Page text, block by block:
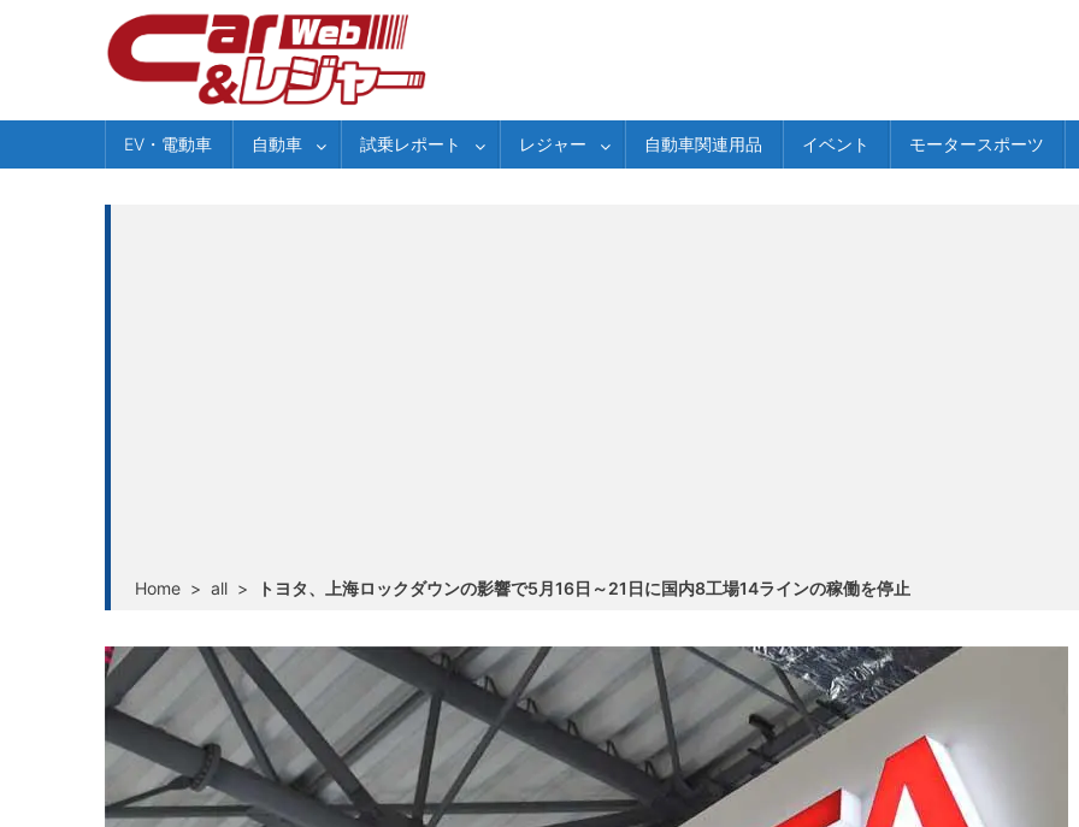
EV・電動車 自動車 試乗レポート レジャー 自動車関連用品 イベント モータースポーツ
Home > all > トヨタ、上海ロックダウンの影響で5月16日～21日に国内8工場14ラインの稼働を停止